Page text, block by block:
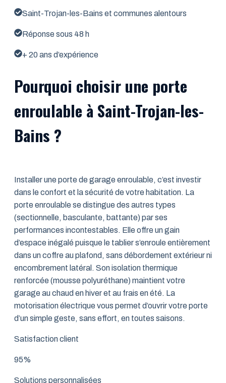
Saint-Trojan-les-Bains et communes alentours
Réponse sous 48 h
+ 20 ans d’expérience
Pourquoi choisir une porte
enroulable à Saint-Trojan-les-
Bains ?
Installer une porte de garage enroulable, c’est investir
dans le confort et la sécurité de votre habitation. La
porte enroulable se distingue des autres types
(sectionnelle, basculante, battante) par ses
performances incontestables. Elle offre un gain
d’espace inégalé puisque le tablier s’enroule entièrement
dans un coffre au plafond, sans débordement extérieur ni
encombrement latéral. Son isolation thermique
renforcée (mousse polyuréthane) maintient votre
garage au chaud en hiver et au frais en été. La
motorisation électrique vous permet d’ouvrir votre porte
d’un simple geste, sans effort, en toutes saisons.
Satisfaction client
95%
Solutions personnalisées